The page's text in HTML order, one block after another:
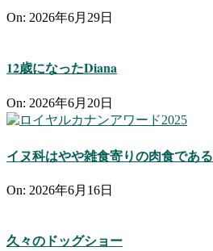
On: 2026年6月29日
12歳になったDiana
On: 2026年6月20日
イヌ科はやや雑食寄りの肉食である
On: 2026年6月16日
久々のドッグショー